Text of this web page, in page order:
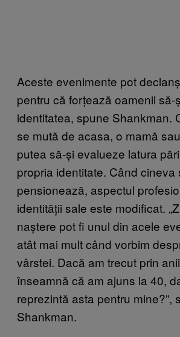
Aceste evenimente pot
pentru că forțează oamenii să-
identitatea, spune Shankman.
se mută de acasa, o mamă
putea să-și evalueze latura
propria identitate. Când cineva
pensionează, aspectul
identității sale este modificat.
naștere pot fi unul din acele
atât mai mult când vorbim
vârstei. Dacă am trecut prin
înseamnă că am ajuns la 40,
reprezintă asta pentru mine?”,
Shankman.